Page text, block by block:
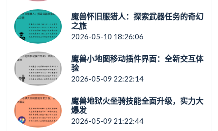
魔兽怀旧服猎人：探索武器任务的奇幻
之旅
2026-05-10 18:26:06
魔兽小地图移动插件界面：全新交互体
验
2026-05-09 22:22:14
魔兽地狱火坐骑技能全面升级，实力大
爆发
2026-05-09 21:22:44